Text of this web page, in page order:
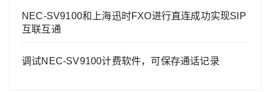
NEC-SV9100和上海迅时FXO进行直连成功实现SIP
互联互通
调试NEC-SV9100计费软件，可保存通话记录